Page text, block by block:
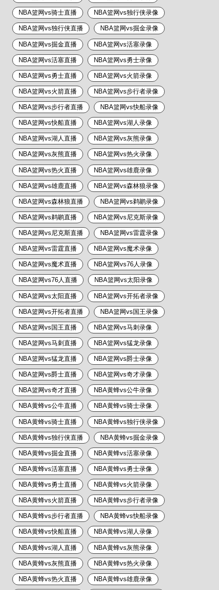
NBA篮网vs骑士直播 NBA篮网vs独行侠录像
NBA篮网vs独行侠直播 NBA篮网vs掘金录像
NBA篮网vs掘金直播 NBA篮网vs活塞录像
NBA篮网vs活塞直播 NBA篮网vs勇士录像
NBA篮网vs勇士直播 NBA篮网vs火箭录像
NBA篮网vs火箭直播 NBA篮网vs步行者录像
NBA篮网vs步行者直播 NBA篮网vs快船录像
NBA篮网vs快船直播 NBA篮网vs湖人录像
NBA篮网vs湖人直播 NBA篮网vs灰熊录像
NBA篮网vs灰熊直播 NBA篮网vs热火录像
NBA篮网vs热火直播 NBA篮网vs雄鹿录像
NBA篮网vs雄鹿直播 NBA篮网vs森林狼录像
NBA篮网vs森林狼直播 NBA篮网vs鹈鹕录像
NBA篮网vs鹈鹕直播 NBA篮网vs尼克斯录像
NBA篮网vs尼克斯直播 NBA篮网vs雷霆录像
NBA篮网vs雷霆直播 NBA篮网vs魔术录像
NBA篮网vs魔术直播 NBA篮网vs76人录像
NBA篮网vs76人直播 NBA篮网vs太阳录像
NBA篮网vs太阳直播 NBA篮网vs开拓者录像
NBA篮网vs开拓者直播 NBA篮网vs国王录像
NBA篮网vs国王直播 NBA篮网vs马刺录像
NBA篮网vs马刺直播 NBA篮网vs猛龙录像
NBA篮网vs猛龙直播 NBA篮网vs爵士录像
NBA篮网vs爵士直播 NBA篮网vs奇才录像
NBA篮网vs奇才直播 NBA黄蜂vs公牛录像
NBA黄蜂vs公牛直播 NBA黄蜂vs骑士录像
NBA黄蜂vs骑士直播 NBA黄蜂vs独行侠录像
NBA黄蜂vs独行侠直播 NBA黄蜂vs掘金录像
NBA黄蜂vs掘金直播 NBA黄蜂vs活塞录像
NBA黄蜂vs活塞直播 NBA黄蜂vs勇士录像
NBA黄蜂vs勇士直播 NBA黄蜂vs火箭录像
NBA黄蜂vs火箭直播 NBA黄蜂vs步行者录像
NBA黄蜂vs步行者直播 NBA黄蜂vs快船录像
NBA黄蜂vs快船直播 NBA黄蜂vs湖人录像
NBA黄蜂vs湖人直播 NBA黄蜂vs灰熊录像
NBA黄蜂vs灰熊直播 NBA黄蜂vs热火录像
NBA黄蜂vs热火直播 NBA黄蜂vs雄鹿录像